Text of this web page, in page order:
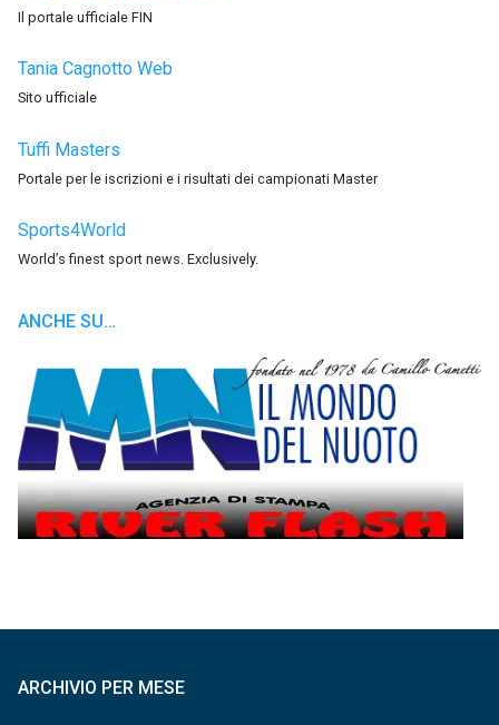
Il portale ufficiale FIN
Tania Cagnotto Web
Sito ufficiale
Tuffi Masters
Portale per le iscrizioni e i risultati dei campionati Master
Sports4World
World’s finest sport news. Exclusively.
ANCHE SU…
ARCHIVIO PER MESE